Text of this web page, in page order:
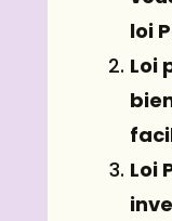
loi
Loi
Loi